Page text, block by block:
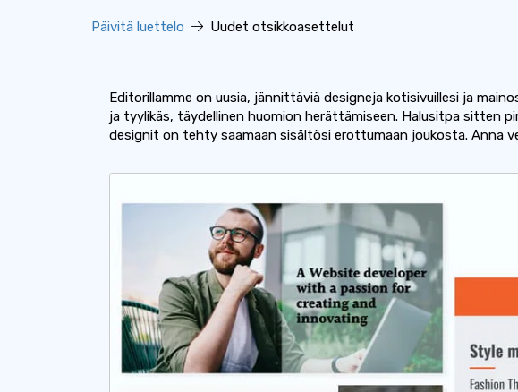
Päivitä luettelo Uudet otsikkoasettelut
Editorillamme on uusia, jännittäviä designeja kotisivuillesi ja
ja tyylikäs, täydellinen huomion herättämiseen. Halusitpa sitten
designit on tehty saamaan sisältösi erottumaan joukosta. Anna